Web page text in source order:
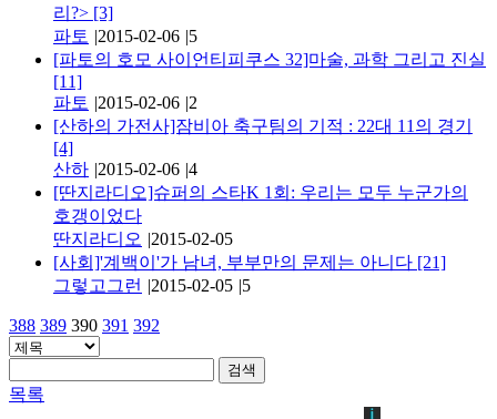
리?> [3]
파토 |2015-02-06 |5
[파토의 호모 사이언티피쿠스 32]마술, 과학 그리고 진실
[11]
파토 |2015-02-06 |2
[산하의 가전사]잠비아 축구팀의 기적 : 22대 11의 경기
[4]
산하 |2015-02-06 |4
[딴지라디오]슈퍼의 스타K 1회: 우리는 모두 누군가의
호갱이었다
딴지라디오 |2015-02-05
[사회]'계백이'가 남녀, 부부만의 문제는 아니다 [21]
그렇고그런 |2015-02-05 |5
388 389 390 391 392
검색
목록